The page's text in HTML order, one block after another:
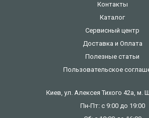
Контакты
Каталог
Сервисный центр
Доставка и Оплата
Полезные статьи
Пользовательское
Киев, ул. Алексея Тихого 42а, м.
Пн-Пт: с 9:00 до 19:00